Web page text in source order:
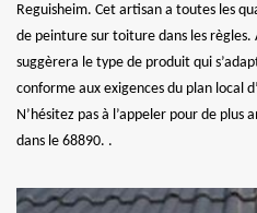
Reguisheim. Cet artisan a toutes les
de peinture sur toiture dans les règles.
suggèrera le type de produit qui
conforme aux exigences du plan local
N’hésitez pas à l’appeler pour de plus
dans le 68890. .